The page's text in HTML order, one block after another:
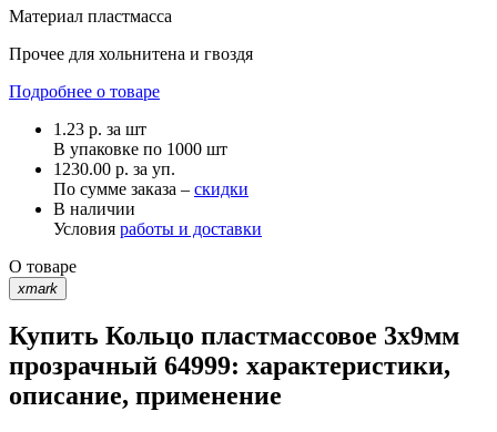
Материал пластмасса
Прочее для хольнитена и гвоздя
Подробнее о товаре
1.23 р. за шт
В упаковке по 1000 шт
1230.00 р. за уп.
По сумме заказа – скидки
В наличии
Условия работы и доставки
О товаре
xmark
Купить Кольцо пластмассовое 3х9мм
прозрачный 64999: характеристики,
описание, применение